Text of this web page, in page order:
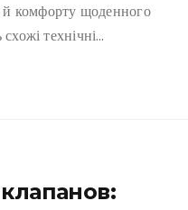
й комфорту щоденного
технічні…